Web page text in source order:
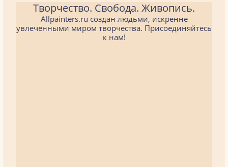
Творчество. Свобода. Живопись.
Allpainters.ru создан людьми, искренне
увлеченными миром творчества. Присоединяйтесь
к нам!